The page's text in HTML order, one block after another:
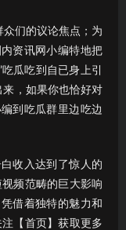
众们的议论焦点；为
资讯网小编特地把
吃瓜吃到自已身上引
，如果你也恰好对
到吃瓜群里边吃边
收入达到了惊人的
频范畴的巨大影响
借着独特的魅力和
【首页】获取更多